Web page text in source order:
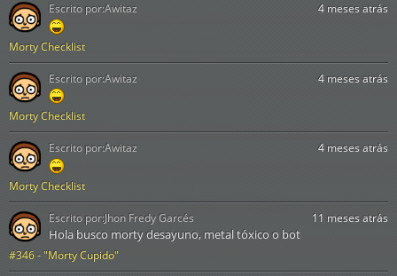
Morty Checklist
4 meses atrás
Escrito por:Awitaz
Morty Checklist
4 meses atrás
Escrito por:Awitaz
Morty Checklist
4 meses atrás
Escrito por:Awitaz
#346 - "Morty Cupido"
11 meses atrás
Hola busco morty desayuno, metal tóxico o bot
Escrito por:Jhon Fredy Garcés